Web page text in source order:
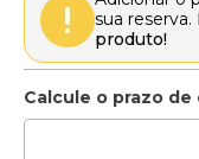
sua reserva.
produto!